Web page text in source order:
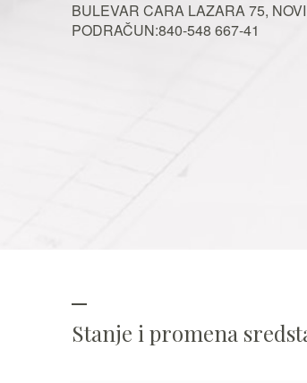
BULEVAR CARA LAZARA 75,
PODRAČUN:840-548 667-41
Stanje i promena